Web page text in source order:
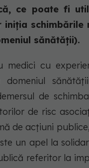
ce poate fi
iniția schimbările
sănătății).
medici cu
domeniul
de
de risc
de acțiuni
un apel la
referitor la